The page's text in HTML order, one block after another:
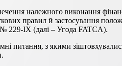
належного виконання
правил й застосування
229-ІХ (далі – Угода FATCA).
питання, з якими